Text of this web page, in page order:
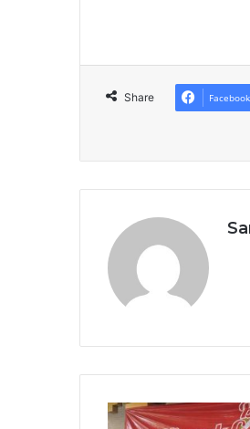
Share Facebook